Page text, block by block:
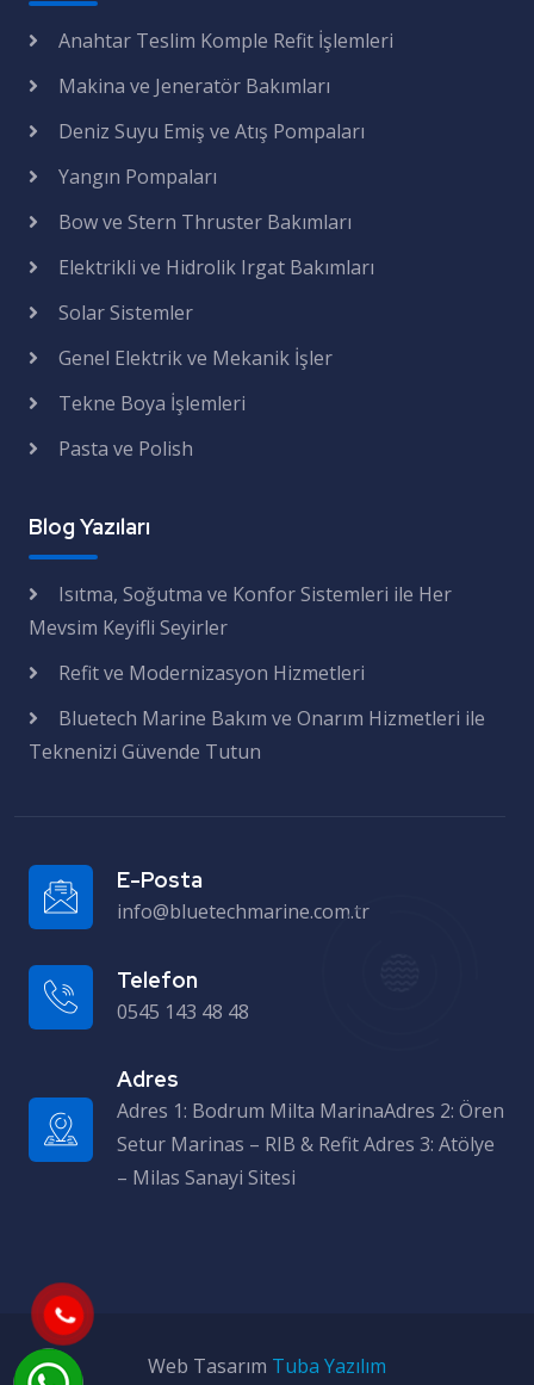
Anahtar Teslim Komple Refit İşlemleri
Makina ve Jeneratör Bakımları
Deniz Suyu Emiş ve Atış Pompaları
Yangın Pompaları
Bow ve Stern Thruster Bakımları
Elektrikli ve Hidrolik Irgat Bakımları
Solar Sistemler
Genel Elektrik ve Mekanik İşler
Tekne Boya İşlemleri
Pasta ve Polish
Blog Yazıları
Isıtma, Soğutma ve Konfor Sistemleri ile Her
Mevsim Keyifli Seyirler
Refit ve Modernizasyon Hizmetleri
Bluetech Marine Bakım ve Onarım Hizmetleri ile
Teknenizi Güvende Tutun
E-Posta
info@bluetechmarine.com.tr
Telefon
0545 143 48 48
Adres
Adres 1: Bodrum Milta MarinaAdres 2: Ören Setur Marinas – RIB & Refit Adres 3: Atölye – Milas Sanayi Sitesi
Web Tasarım Tuba Yazılım